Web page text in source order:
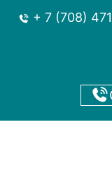
+ 7 (708)